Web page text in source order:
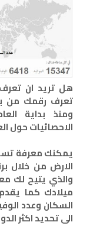
هل تريد ان
تعرف رقمك من
ومنذ بداية
الاحصائيات حول
يمكنك معرفة
الارض من خلال
والذي يتيح لك
ميلادك كما
السكان وعدد
الى تحديد اكثر